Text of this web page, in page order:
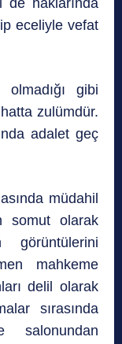
haklarında
eceliyle vefat
gibi
zulümdür.
adalet geç
müdahil
somut olarak
mahkeme
delil olarak
sırasında
salonundan